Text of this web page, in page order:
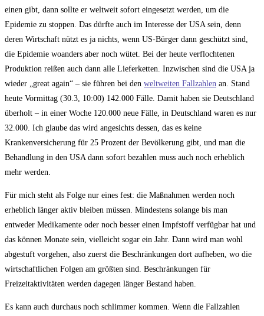
einen gibt, dann sollte er weltweit sofort eingesetzt werden, um die
Epidemie zu stoppen. Das dürfte auch im Interesse der USA sein, denn
deren Wirtschaft nützt es ja nichts, wenn US-Bürger dann geschützt sind,
die Epidemie woanders aber noch wütet. Bei der heute verflochtenen
Produktion reißen auch dann alle Lieferketten. Inzwischen sind die USA ja
wieder „great again“ – sie führen bei den weltweiten Fallzahlen an. Stand
heute Vormittag (30.3, 10:00) 142.000 Fälle. Damit haben sie Deutschland
überholt – in einer Woche 120.000 neue Fälle, in Deutschland waren es nur
32.000. Ich glaube das wird angesichts dessen, das es keine
Krankenversicherung für 25 Prozent der Bevölkerung gibt, und man die
Behandlung in den USA dann sofort bezahlen muss auch noch erheblich
mehr werden.
Für mich steht als Folge nur eines fest: die Maßnahmen werden noch
erheblich länger aktiv bleiben müssen. Mindestens solange bis man
entweder Medikamente oder noch besser einen Impfstoff verfügbar hat und
das können Monate sein, vielleicht sogar ein Jahr. Dann wird man wohl
abgestuft vorgehen, also zuerst die Beschränkungen dort aufheben, wo die
wirtschaftlichen Folgen am größten sind. Beschränkungen für
Freizeitaktivitäten werden dagegen länger Bestand haben.
Es kann auch durchaus noch schlimmer kommen. Wenn die Fallzahlen